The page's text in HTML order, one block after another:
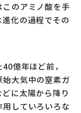
のアミノ酸を手
化の過程でその
億年ほど前，
大気中の窒素ガ
に太陽から降り
していろいろな